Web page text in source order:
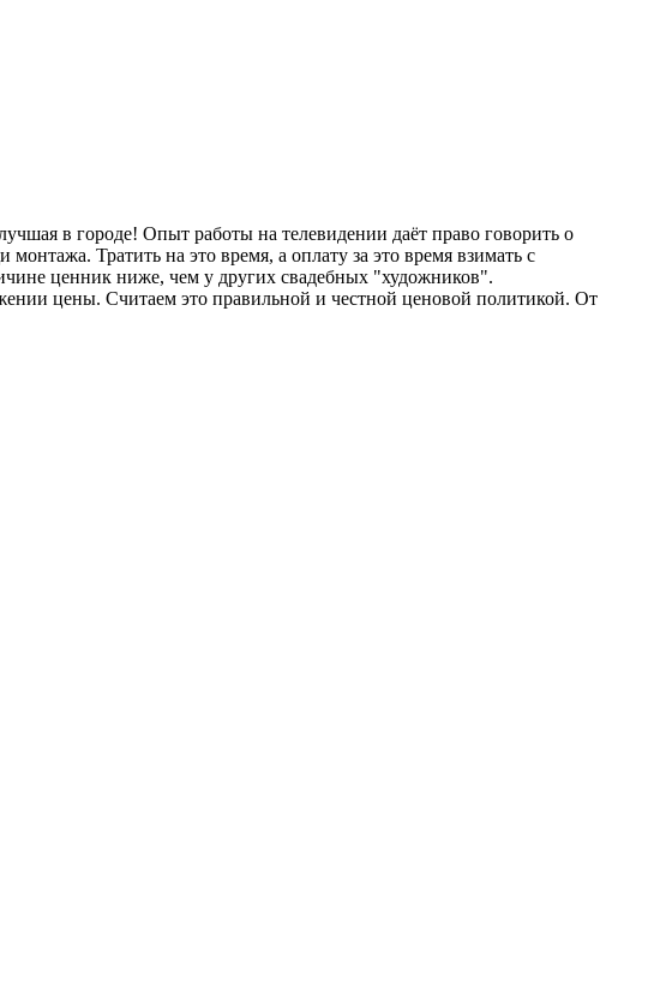
в городе! Опыт работы на телевидении даёт право говорить о
Тратить на это время, а оплату за это время взимать с
ценник ниже, чем у других свадебных "художников".
цены. Считаем это правильной и честной ценовой политикой. От